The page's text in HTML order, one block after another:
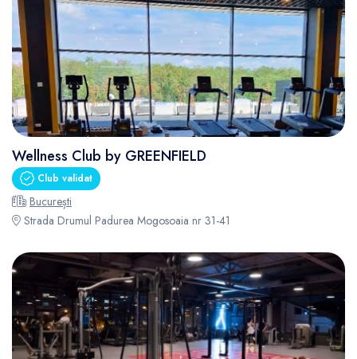
Wellness Club by GREENFIELD
Club validat
București
Strada Drumul Padurea Mogosoaia nr 31-41